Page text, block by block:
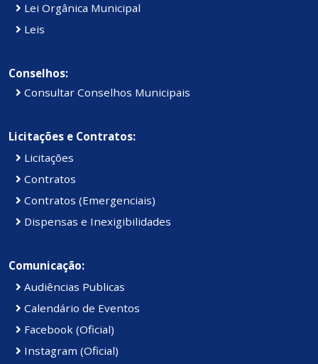
Lei Orgânica Municipal
Leis
Conselhos:
Consultar Conselhos Municipais
Licitações e Contratos:
Licitações
Contratos
Contratos (Emergenciais)
Dispensas e Inexigibilidades
Comunicação:
Audiências Publicas
Calendário de Eventos
Facebook (Oficial)
Instagram (Oficial)